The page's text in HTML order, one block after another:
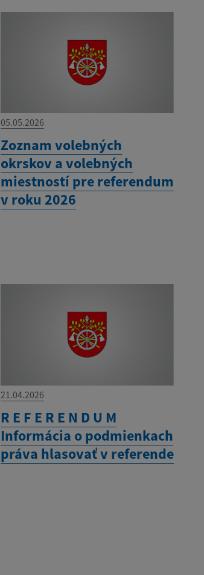
05.05.2026
Zoznam volebných
okrskov a volebných
miestností pre referendum
v roku 2026
21.04.2026
R E F E R E N D U M
Informácia o podmienkach
práva hlasovať v referende